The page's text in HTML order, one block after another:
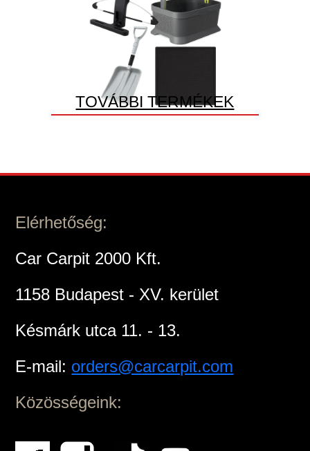
TOVÁBBI TERMÉKEK
Elérhetőség:
Car Carpit 2000 Kft.
1158 Budapest - XV. kerület
Késmárk utca 11. - 13.
E-mail: orders@carcarpit.com
Közösségeink: